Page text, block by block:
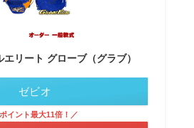
リート グローブ（グラブ）
イント最大11倍！／
ゼビオ